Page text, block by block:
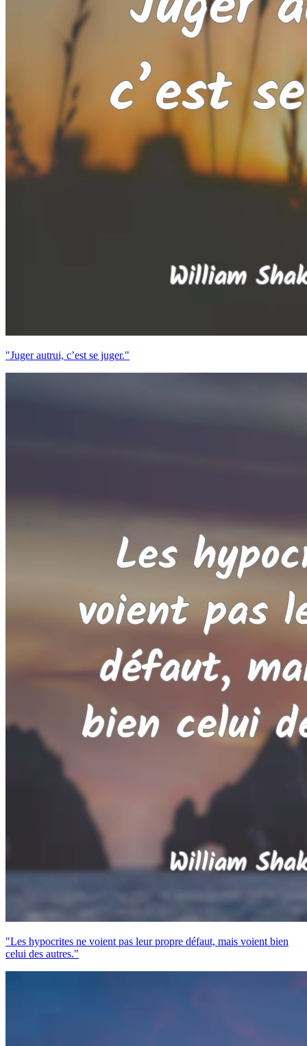
"Juger autrui, c’est se juger."
"Les hypocrites ne voient pas leur propre défaut, mais voient bien
celui des autres."